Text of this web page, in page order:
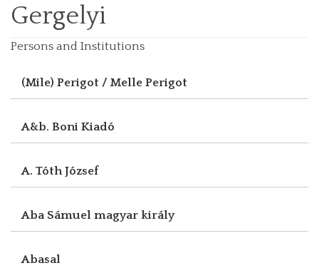
Gergelyi
Persons and Institutions
(Mile) Perigot / Melle Perigot
A&b. Boni Kiadó
A. Tóth József
Aba Sámuel magyar király
Abasal